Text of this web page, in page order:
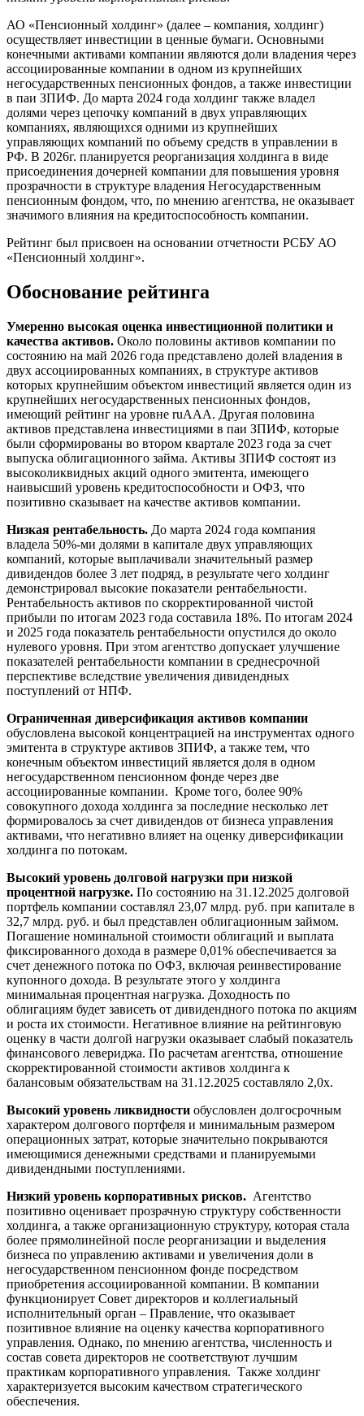
АО «Пенсионный холдинг» (далее – компания, холдинг)
осуществляет инвестиции в ценные бумаги. Основными
конечными активами компании являются доли владения через
ассоциированные компании в одном из крупнейших
негосударственных пенсионных фондов, а также инвестиции
в паи ЗПИФ. До марта 2024 года холдинг также владел
долями через цепочку компаний в двух управляющих
компаниях, являющихся одними из крупнейших
управляющих компаний по объему средств в управлении в
РФ. В 2026г. планируется реорганизация холдинга в виде
присоединения дочерней компании для повышения уровня
прозрачности в структуре владения Негосударственным
пенсионным фондом, что, по мнению агентства, не оказывает
значимого влияния на кредитоспособность компании.
Рейтинг был присвоен на основании отчетности РСБУ АО
«Пенсионный холдинг».
Обоснование рейтинга
Умеренно высокая оценка инвестиционной политики и
качества активов. Около половины активов компании по
состоянию на май 2026 года представлено долей владения в
двух ассоциированных компаниях, в структуре активов
которых крупнейшим объектом инвестиций является один из
крупнейших негосударственных пенсионных фондов,
имеющий рейтинг на уровне ruAAA. Другая половина
активов представлена инвестициями в паи ЗПИФ, которые
были сформированы во втором квартале 2023 года за счет
выпуска облигационного займа. Активы ЗПИФ состоят из
высоколиквидных акций одного эмитента, имеющего
наивысший уровень кредитоспособности и ОФЗ, что
позитивно сказывает на качестве активов компании.
Низкая рентабельность. До марта 2024 года компания
владела 50%-ми долями в капитале двух управляющих
компаний, которые выплачивали значительный размер
дивидендов более 3 лет подряд, в результате чего холдинг
демонстрировал высокие показатели рентабельности.
Рентабельность активов по скорректированной чистой
прибыли по итогам 2023 года составила 18%. По итогам 2024
и 2025 года показатель рентабельности опустился до около
нулевого уровня. При этом агентство допускает улучшение
показателей рентабельности компании в среднесрочной
перспективе вследствие увеличения дивидендных
поступлений от НПФ.
Ограниченная диверсификация активов компании
обусловлена высокой концентрацией на инструментах одного
эмитента в структуре активов ЗПИФ, а также тем, что
конечным объектом инвестиций является доля в одном
негосударственном пенсионном фонде через две
ассоциированные компании. Кроме того, более 90%
совокупного дохода холдинга за последние несколько лет
формировалось за счет дивидендов от бизнеса управления
активами, что негативно влияет на оценку диверсификации
холдинга по потокам.
Высокий уровень долговой нагрузки при низкой
процентной нагрузке. По состоянию на 31.12.2025 долговой
портфель компании составлял 23,07 млрд. руб. при капитале в
32,7 млрд. руб. и был представлен облигационным займом.
Погашение номинальной стоимости облигаций и выплата
фиксированного дохода в размере 0,01% обеспечивается за
счет денежного потока по ОФЗ, включая реинвестирование
купонного дохода. В результате этого у холдинга
минимальная процентная нагрузка. Доходность по
облигациям будет зависеть от дивидендного потока по акциям
и роста их стоимости. Негативное влияние на рейтинговую
оценку в части долгой нагрузки оказывает слабый показатель
финансового левериджа. По расчетам агентства, отношение
скорректированной стоимости активов холдинга к
балансовым обязательствам на 31.12.2025 составляло 2,0х.
Высокий уровень ликвидности обусловлен долгосрочным
характером долгового портфеля и минимальным размером
операционных затрат, которые значительно покрываются
имеющимися денежными средствами и планируемыми
дивидендными поступлениями.
Низкий уровень корпоративных рисков. Агентство
позитивно оценивает прозрачную структуру собственности
холдинга, а также организационную структуру, которая стала
более прямолинейной после реорганизации и выделения
бизнеса по управлению активами и увеличения доли в
негосударственном пенсионном фонде посредством
приобретения ассоциированной компании. В компании
функционирует Совет директоров и коллегиальный
исполнительный орган – Правление, что оказывает
позитивное влияние на оценку качества корпоративного
управления. Однако, по мнению агентства, численность и
состав совета директоров не соответствуют лучшим
практикам корпоративного управления. Также холдинг
характеризуется высоким качеством стратегического
обеспечения.